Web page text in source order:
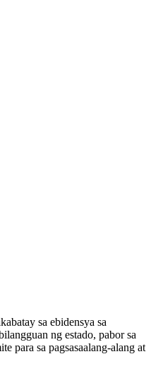
sa ebidensya sa
ng estado, pabor sa
para sa pagsasaalang-alang at